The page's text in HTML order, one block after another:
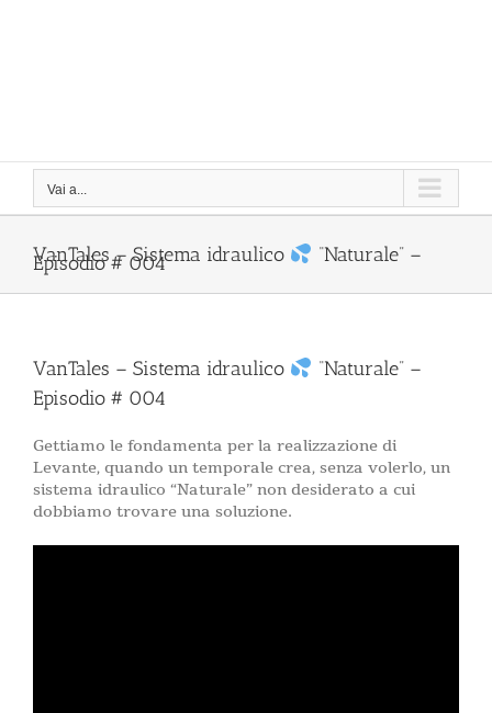
Vai a...
VanTales – Sistema idraulico “Naturale” –
Episodio # 004
VanTales – Sistema idraulico
“Naturale” –
Episodio # 004
Gettiamo le fondamenta per la realizzazione di
Levante, quando un temporale crea, senza volerlo, un
sistema idraulico “Naturale” non desiderato a cui
dobbiamo trovare una soluzione.